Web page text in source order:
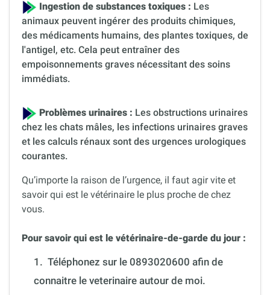
Ingestion de substances toxiques : Les
animaux peuvent ingérer des produits chimiques,
des médicaments humains, des plantes toxiques, de
l'antigel, etc. Cela peut entraîner des
empoisonnements graves nécessitant des soins
immédiats.
Problèmes urinaires : Les obstructions urinaires
chez les chats mâles, les infections urinaires graves
et les calculs rénaux sont des urgences urologiques
courantes.
Qu’importe la raison de l’urgence, il faut agir vite et
savoir qui est le vétérinaire le plus proche de chez
vous.
Pour savoir qui est le vétérinaire-de-garde du jour :
1. Téléphonez sur le 0893020600 afin de
connaitre le veterinaire autour de moi.